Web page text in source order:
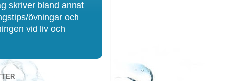
skriver bland annat
övningar och
vid liv och